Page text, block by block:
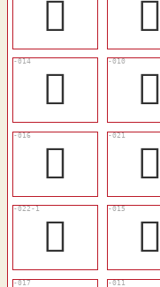
󱽃
𢍄
󱼾
󱼻
󱽀
󱽅
󱽇
󱼿